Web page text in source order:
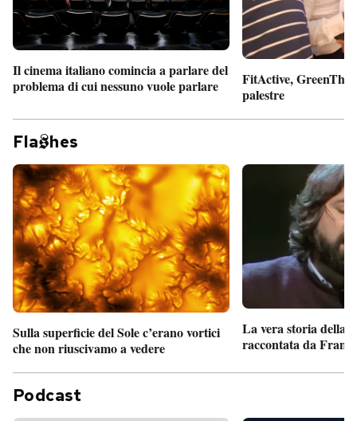
Il cinema italiano comincia a parlare del
problema di cui nessuno vuole parlare
FitActive,
palestre
Fla hes
Sulla superficie del Sole c’erano vortici
che non riuscivamo a vedere
La vera storia della
raccontata da
Podcast